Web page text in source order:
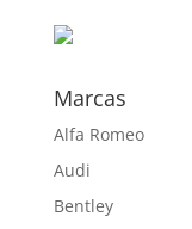
Marcas
Alfa Romeo
Audi
Bentley